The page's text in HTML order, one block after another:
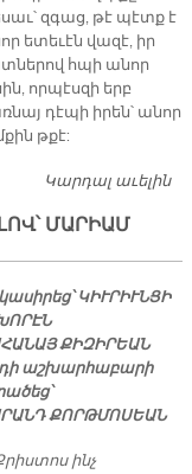
զգաց, թէ պէտք է
ետեւէն վազէ, իր
հպի անոր
որպէսզի երբ
դէպի իրեն՝ անոր
թքէ:
Կարդալ աւելին
ՄԱՐԻԱՄ
ԿԻՒՐԻՒՆՑԻ
ՔԻԶԻՐԵԱՆ
աշխարհաբարի
ՔՈՐԹՄՈՍԵԱՆ
ինչ